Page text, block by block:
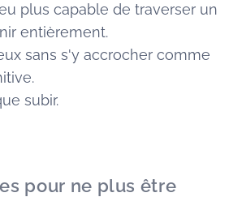
plus capable de traverser un
entièrement.
sans s'y accrocher comme
subir.
pour ne plus être